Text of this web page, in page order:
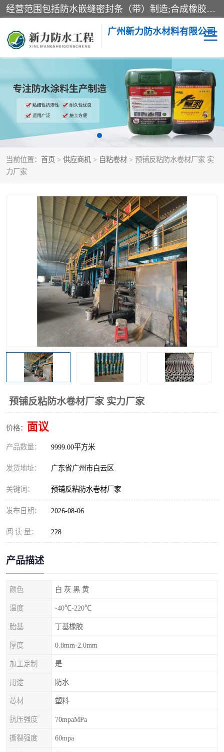
经营范围包括防水嵌缝密封条（带）制造;合成橡胶制造（监控化学品、危险化学品除外）;沥青混合物制造;防水胶粘带制造;其他合成材料制造（监控化学品、危险化学品除外）;涂料制造（监控化学品、危险化学品除外）;建筑结构防水补漏;防水建筑材料制造;粘合剂制造（监控化学品、危险化学品除外）;涂料零售;广州新力防水材料有限公司具有1处分支机构。
广州新力防水材料有限公司
当前位置： 首页 > 供应商机 > 自粘卷材 > 预铺反粘防水卷材厂家 实
力厂家
预铺反粘防水卷材厂家 实力厂家
价格： 面议
产品数量： 9999.00平方米
发货地址： 广东省广州市白云区
关键词： 预铺反粘防水卷材厂家
发布日期： 2026-08-06
阅 读 量： 228
产品描述
颜色 白 灰 黑 黄
温度 -40℃-220℃
胎基 丁基橡胶
厚度 0.8mm-2.0mm
加工定制 是
用途 防水
芯材 塑料
抗压强度 70mpaMPa
撕裂强度 60mpa
黑豹防水胶 建筑108胶水
乳化沥青防水涂料 自粘卷材
非固化橡胶防水涂料